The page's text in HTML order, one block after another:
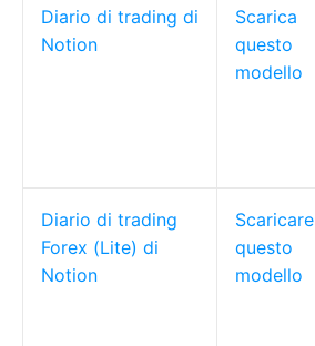
Diario di trading di
Notion
Scarica
questo
modello
Diario di trading
Forex (Lite) di
Notion
Scaricare
questo
modello